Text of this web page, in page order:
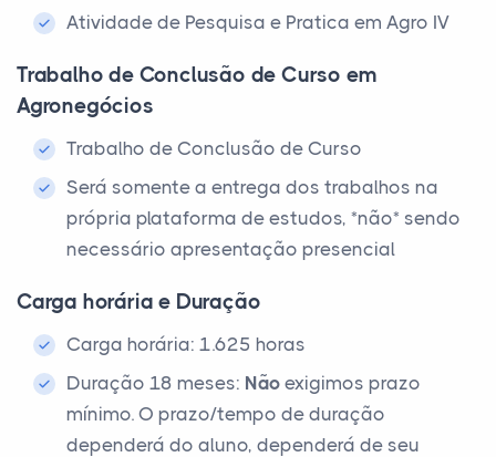
Atividade de Pesquisa e Pratica em Agro IV
Trabalho de Conclusão de Curso em
Agronegócios
Trabalho de Conclusão de Curso
Será somente a entrega dos trabalhos na
própria plataforma de estudos, *não* sendo
necessário apresentação presencial
Carga horária e Duração
Carga horária: 1.625 horas
Duração 18 meses: Não exigimos prazo
mínimo. O prazo/tempo de duração
dependerá do aluno, dependerá de seu